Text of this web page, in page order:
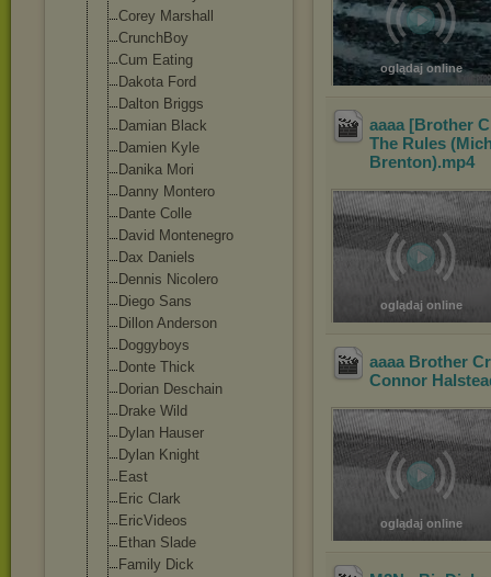
Corey Marshall
CrunchBoy
Cum Eating
Dakota Ford
Dalton Briggs
Damian Black
Damien Kyle
Danika Mori
Danny Montero
Dante Colle
David Montenegro
Dax Daniels
Dennis Nicolero
Diego Sans
Dillon Anderson
Doggyboys
Donte Thick
Dorian Deschain
Drake Wild
Dylan Hauser
Dylan Knight
East
Eric Clark
EricVideos
Ethan Slade
Family Dick
oglądaj online
aaaa [Brother
The Rules
Brenton).mp4
oglądaj online
aaaa Brother
Connor
oglądaj online